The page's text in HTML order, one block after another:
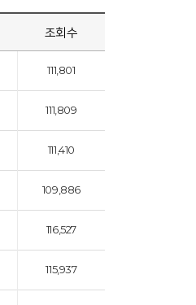
조회수
111,801
111,809
111,410
109,886
116,527
115,937